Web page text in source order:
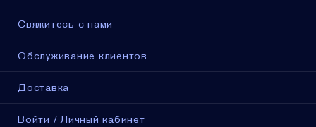
Свяжитесь с нами
Обслуживание клиентов
Доставка
Войти / Личный кабинет